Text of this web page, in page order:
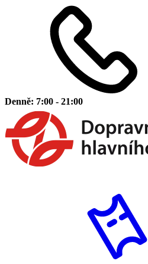
Denně: 7:00 - 21:00